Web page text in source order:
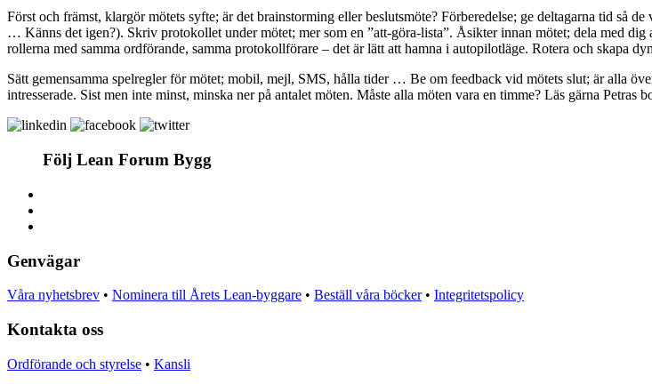
Först och främst, klargör mötets syfte; är det brainstorming eller beslutsmöte? Förberedelse; ge deltagarna tid så
… Känns det igen?). Skriv protokollet under mötet; mer som en ”att-göra-lista”. Åsikter innan mötet; dela med
rollerna med samma ordförande, samma protokollförare – det är lätt att hamna i autopilotläge. Rotera och skapa
Sätt gemensamma spelregler för mötet; mobil, mejl, SMS, hålla tider … Be om feedback vid mötets slut; är alla
intresserade. Sist men inte minst, minska ner på antalet möten. Måste alla möten vara en timme? Läs gärna
Följ Lean Forum Bygg
Genvägar
Våra nyhetsbrev • Nominera till Årets Lean-byggare • Beställ våra böcker• Integritetspolicy
Kontakta oss
Ordförande och styrelse • Kansli